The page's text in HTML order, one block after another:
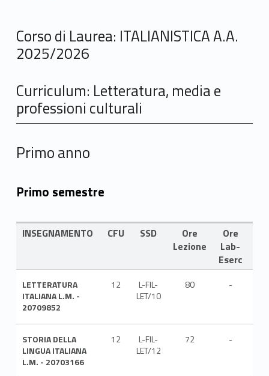
Corso di Laurea: ITALIANISTICA A.A.
2025/2026
Curriculum: Letteratura, media e
professioni culturali
Primo anno
Primo semestre
INSEGNAMENTO CFU SSD
Ore
Lezione
Ore
Lab-
Eserc
LETTERATURA
ITALIANA L.M. -
20709852
12
L-FIL-
LET/10
80 -
STORIA DELLA
LINGUA ITALIANA
L.M. - 20703166
12
L-FIL-
LET/12
72 -